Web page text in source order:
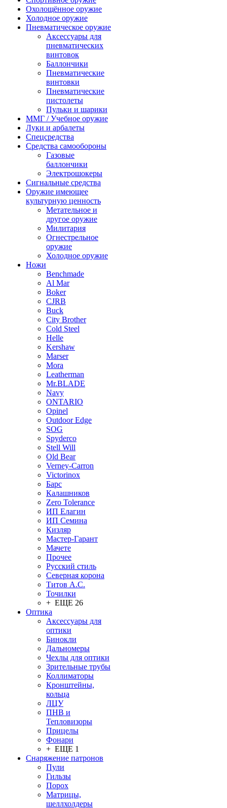
Охолощённое оружие
Холодное оружие
Пневматическое оружие
Аксессуары для
пневматических
винтовок
Баллончики
Пневматические
винтовки
Пневматические
пистолеты
Пульки и шарики
ММГ / Учебное оружие
Луки и арбалеты
Спецсредства
Средства самообороны
Газовые
баллончики
Электрошокеры
Сигнальные средства
Оружие имеющее
культурную ценность
Метательное и
другое оружие
Милитария
Огнестрельное
оружие
Холодное оружие
Ножи
Benchmade
Al Mar
Boker
CJRB
Buck
City Brother
Cold Steel
Helle
Kershaw
Marser
Mora
Leatherman
Mr.BLADE
Navy
ONTARIO
Opinel
Outdoor Edge
SOG
Spyderco
Stell Will
Old Bear
Verney-Carron
Victorinox
Барс
Калашников
Zero Tolerance
ИП Елагин
ИП Семина
Кизляр
Мастер-Гарант
Мачете
Прочее
Русский стиль
Северная корона
Титов А.С.
Точилки
+ ЕЩЕ 26
Оптика
Аксессуары для
оптики
Бинокли
Дальномеры
Чехлы для оптики
Зрительные трубы
Коллиматоры
Кронштейны,
кольца
ЛЦУ
ПНВ и
Тепловизоры
Прицелы
Фонари
+ ЕЩЕ 1
Снаряжение патронов
Пули
Гильзы
Порох
Матрицы,
шеллхолдеры